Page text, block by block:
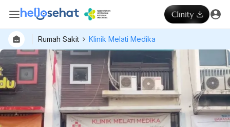
Rumah Sakit Klinik Melati Medika
Hospital